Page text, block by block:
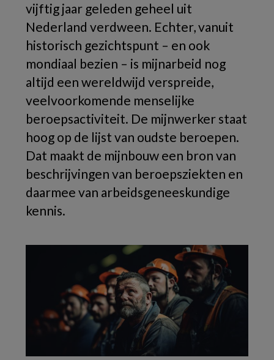
vijftig jaar geleden geheel uit
Nederland verdween. Echter, vanuit
historisch gezichtspunt – en ook
mondiaal bezien – is mijnarbeid nog
altijd een wereldwijd verspreide,
veelvoorkomende menselijke
beroepsactiviteit. De mijnwerker staat
hoog op de lijst van oudste beroepen.
Dat maakt de mijnbouw een bron van
beschrijvingen van beroepsziekten en
daarmee van arbeidsgeneeskundige
kennis.